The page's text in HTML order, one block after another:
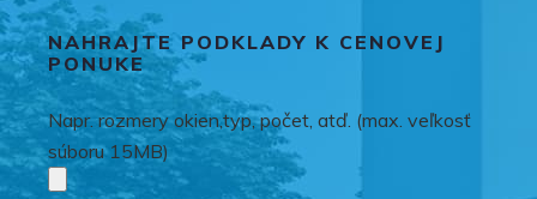
NAHRAJTE PODKLADY K CENOVEJ
PONUKE
Napr. rozmery okien,typ, počet, atď. (max. veľkosť
súboru 15MB)